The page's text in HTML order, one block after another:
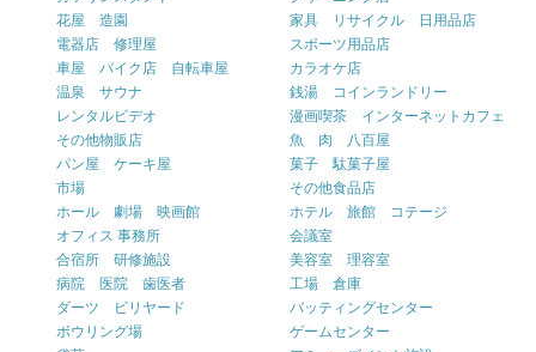
花屋 造園
家具 リサイクル 日用品店
電器店 修理屋
スポーツ用品店
車屋 バイク店 自転車屋
カラオケ店
温泉 サウナ
銭湯 コインランドリー
レンタルビデオ
漫画喫茶 インターネットカフェ
その他物販店
魚 肉 八百屋
パン屋 ケーキ屋
菓子 駄菓子屋
市場
その他食品店
ホール 劇場 映画館
ホテル 旅館 コテージ
オフィス 事務所
会議室
合宿所 研修施設
美容室 理容室
病院 医院 歯医者
工場 倉庫
ダーツ ビリヤード
バッティングセンター
ボウリング場
ゲームセンター